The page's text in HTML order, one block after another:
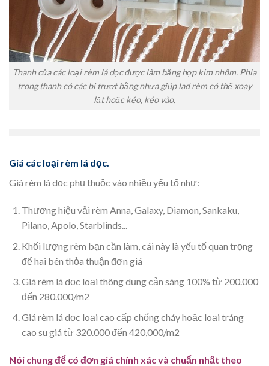
Thanh của các loại rèm lá dọc được làm băng hợp kim nhôm. Phía
trong thanh có các bi trượt bằng nhựa giúp lad rèm có thể xoay
lật hoặc kéo, kéo vào.
Giá các loại rèm lá dọc.
Giá rèm lá dọc phụ thuộc vào nhiều yếu tố như:
Thương hiệu vải rèm Anna, Galaxy, Diamon, Sankaku,
Pilano, Apolo, Starblinds...
Khối lượng rèm bạn cần làm, cái này là yếu tố quan trọng
để hai bên thỏa thuận đơn giá
Giá rèm lá dọc loại thông dụng cản sáng 100% từ 200.000
đến 280.000/m2
Giá rèm lá dọc loại cao cấp chống cháy hoặc loại tráng
cao su giá từ 320.000 đến 420,000/m2
Nói chung để có đơn giá chính xác và chuẩn nhất theo